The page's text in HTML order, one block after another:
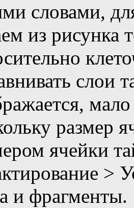
словами,
из рисунка
слои
размер
ячейки
>
и фрагменты.